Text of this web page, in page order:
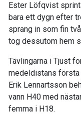
Ester Löfqvist
bara ett dygn efter
sprang in som fin
tog dessutom hem
Tävlingarna i Tjust
medeldistans första
Erik Lennartsson
vann H40 med
femma i H18.